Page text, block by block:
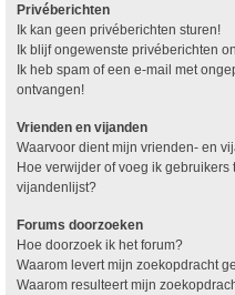
Privéberichten
Ik kan geen privéberichten sturen!
Ik blijf ongewenste privéberichten
Ik heb spam of een e-mail met
ontvangen!
Vrienden en vijanden
Waarvoor dient mijn vrienden- en
Hoe verwijder of voeg ik
vijandenlijst?
Forums doorzoeken
Hoe doorzoek ik het forum?
Waarom levert mijn zoekopdracht
Waarom resulteert mijn